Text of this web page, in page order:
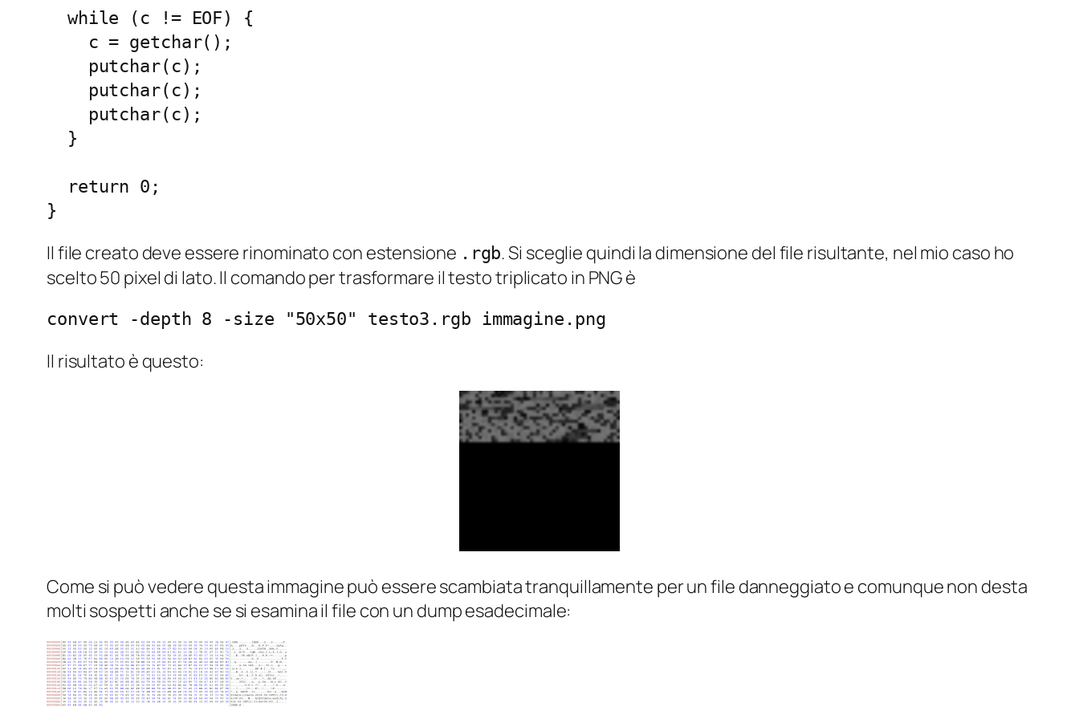
  while (c != EOF) {
    c = getchar();
    putchar(c);
    putchar(c);
    putchar(c);
  }
  return 0;
}
Il file creato deve essere rinominato con estensione .rgb. Si sceglie quindi la dimensione del file risultante, nel mio caso ho
scelto 50 pixel di lato. Il comando per trasformare il testotriplicato in PNG è
convert -depth 8 -size "50x50" testo3.rgb immagine.png
Il risultato è questo:
Come si può vedere questa immagine può essere scambiata tranquillamente per un file danneggiato e comunque non desta
molti sospetti anche se si esamina il file con un dump esadecimale: